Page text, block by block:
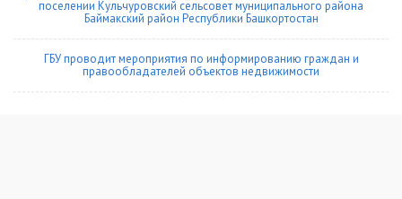
поселении Кульчуровский сельсовет муниципального района
Баймакский район Республики Башкортостан
ГБУ проводит мероприятия по информированию граждан и
правообладателей объектов недвижимости